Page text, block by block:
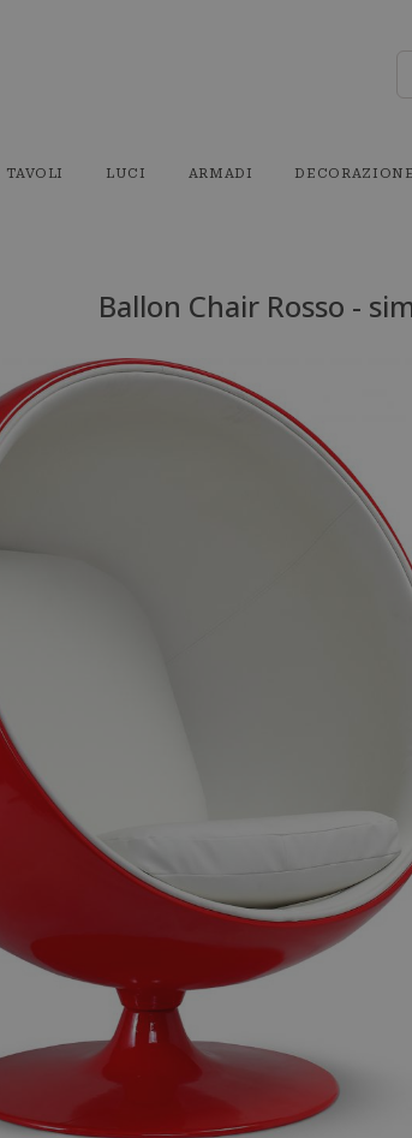
TAVOLI LUCI ARMADI DECORAZIONE
Ballon Chair Rosso -